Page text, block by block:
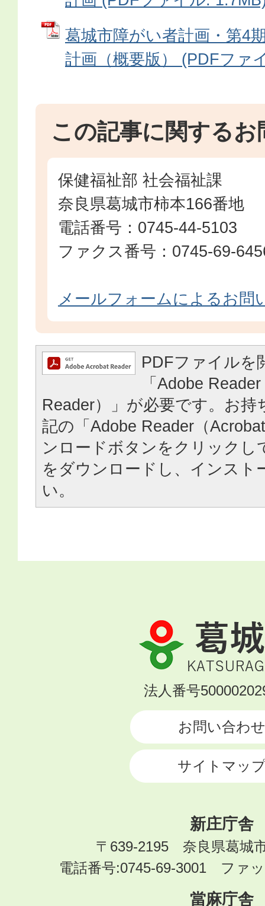
葛城市障がい者計画・第4
計画（概要版） (PDFファ
この記事に関するお
保健福祉部 社会福祉課
奈良県葛城市柿本166番地
電話番号：0745-44-5103
ファクス番号：0745-69-
メールフォームによるお問
PDFファイルを
「Adobe
Reader）」が必要です。お持
記の「Adobe Reader（
ンロードボタンをクリックし
をダウンロードし、インスト
い。
葛
城
市
KATSURAGI
法人番号
お問い合わせ
サイトマッ
新庄庁舎
〒639-2195 奈良県葛城
電話番号:0745-69-3001 ファ
當麻庁舎